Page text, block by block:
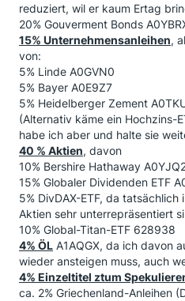
reduziert, wil er kaum Ertag
20% Gouverment Bonds
15% Unternehmensanleihen,
von:
5% Linde A0GVN0
5% Bayer A0E9Z7
5% Heidelberger Zement
(Alternativ käme ein Hochzins-
habe ich aber und halte sie
40 % Aktien, davon
10% Bershire Hathaway
15% Globaler Dividenden ETF
5% DivDAX-ETF, da tatsächlich
Aktien sehr unterrepräsentiert
10% Global-Titan-ETF 628938
4% ÖL A1AQGX, da ich davon
wieder ansteigen muss, auch
4% Einzeltitel ztum
ca. 2% Griechenland-Anleihen